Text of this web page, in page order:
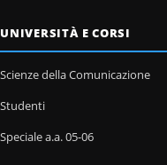
UNIVERSITÀ E CORSI
Scienze della Comunicazione
Studenti
Speciale a.a. 05-06